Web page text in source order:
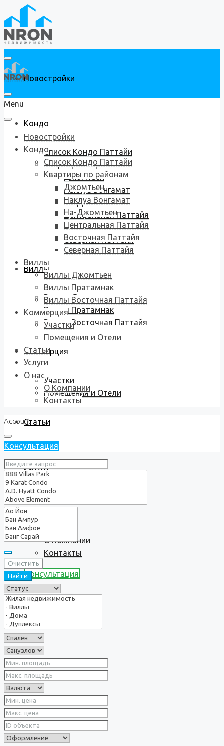
Новостройки
Кондо
Список Кондо Паттайи
Квартиры по районам
Джомтьен
Наклуа Вонгамат
На-Джомтьен
Центральная Паттайя
Восточная Паттайя
Северная Паттайя
Виллы
Виллы Джомтьен
Виллы Пратамнак
Виллы Восточная Паттайя
Коммерция
Участки
Помещения и Отели
Статьи
Услуги
О нас
О Компании
Контакты
Консультация
Menu
Новостройки
Кондо
Список Кондо Паттайи
Квартиры по районам
Джомтьен
Наклуа Вонгамат
На-Джомтьен
Центральная Паттайя
Восточная Паттайя
Северная Паттайя
Виллы
Виллы Джомтьен
Виллы Пратамнак
Виллы Восточная Паттайя
Коммерция
Участки
Помещения и Отели
Статьи
Услуги
О нас
О Компании
Контакты
Account
Консультация
Очистить
Найти